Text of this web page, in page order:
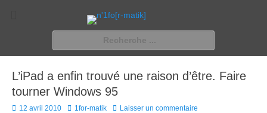
n'1fo[r-matik]
Pour les nymphos d'infos en info…
L’iPad a enfin trouvé une raison d’être. Faire
tourner Windows 95
Posted
12 avril 2010 Author
1for-matik Laisser un commentaire